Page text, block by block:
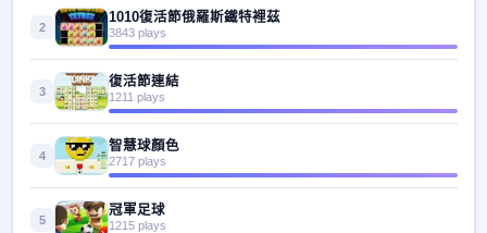
2
1010復活節俄羅斯鐵特裡茲
3843 plays
3
復活節連結
1211 plays
4
智慧球顏色
2717 plays
5
冠軍足球
1215 plays